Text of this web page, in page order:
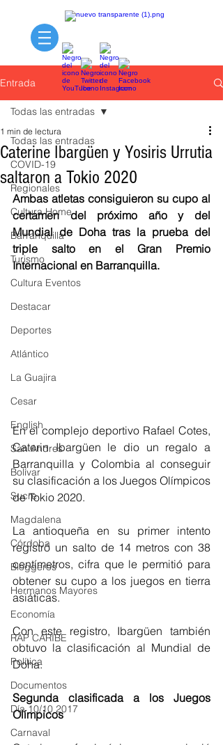
Entrada
Todas las entradas
COVID-19
Regionales
Cultura Home
Barranquilla
Turismo
Cultura Eventos
Destacar
Deportes
Atlántico
La Guajira
Cesar
English
San Andres
Bolívar
Sucre
Magdalena
Córdoba
Bloggeros
Hermanos Mayores
Economía
RAP CARIBE
Política
Documentos
Día 10/10 2017
Carnaval
Todas las entradas
Caterine Ibargüen y Yosiris Urrutia
saltaron a Tokio 2020
1 min de lectura
Ambas atletas consiguieron su cupo al
certamen del próximo año y del
Mundial de Doha tras la prueba del
triple salto en el Gran Premio
Internacional en Barranquilla.
En el complejo deportivo Rafael Cotes,
Caterin Ibargüen le dio un regalo a
Barranquilla y Colombia al conseguir
su clasificación a los Juegos Olímpicos
de Tokio 2020.
La antioqueña en su primer intento
registró un salto de 14 metros con 38
centímetros, cifra que le permitió para
obtener su cupo a los juegos en tierra
asiáticas.
Con este registro, Ibargüen también
obtuvo la clasificación al Mundial de
Doha.
Segunda clasificada a los Juegos
Olímpicos